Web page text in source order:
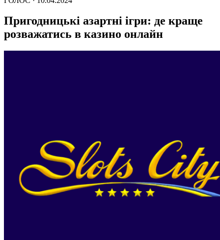
Пригодницькі азартні ігри: де краще
розважатись в казино онлайн